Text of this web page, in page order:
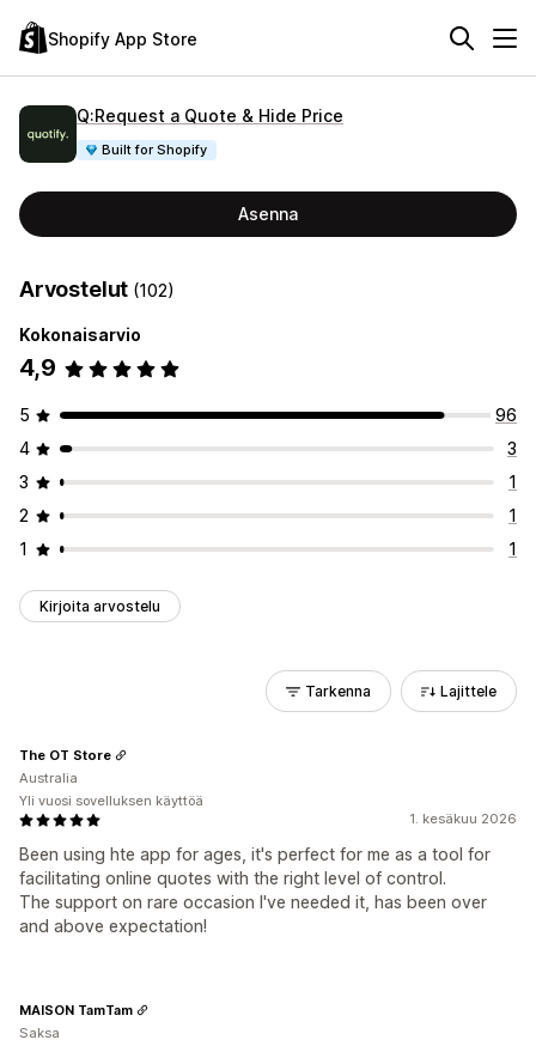
Shopify App Store
Q:Request a Quote & Hide Price
Built for Shopify
Asenna
Arvostelut (102)
Kokonaisarvio
4,9
5
96
4
3
3
1
2
1
1
1
Kirjoita arvostelu
Tarkenna Lajittele
1. kesäkuu 2026
Been using hte app for ages, it's perfect for me as a tool for
facilitating online quotes with the right level of control.
The support on rare occasion I've needed it, has been over
and above expectation!
The OT Store
Australia
Yli vuosi sovelluksen käyttöä
MAISON TamTam
Saksa